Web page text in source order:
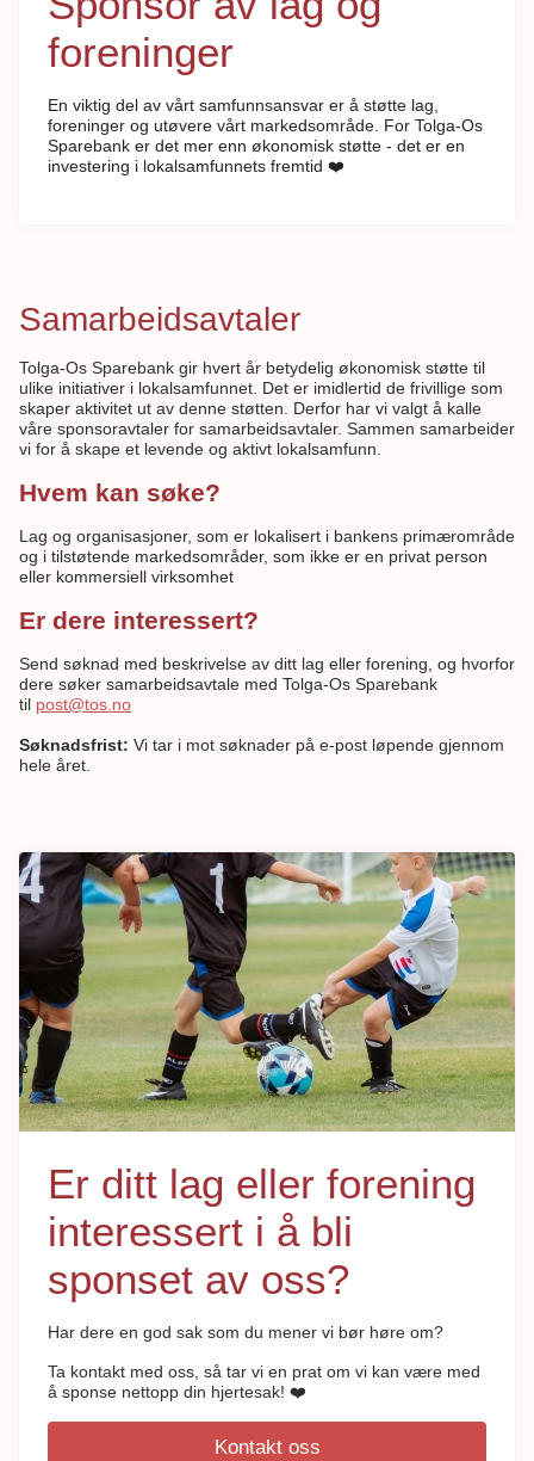
foreninger
En viktig del av vårt samfunnsansvar er å støtte lag,
foreninger og utøvere vårt markedsområde. For Tolga-Os
Sparebank er det mer enn økonomisk støtte - det er en
investering i lokalsamfunnets fremtid ❤️
Samarbeidsavtaler
Tolga-Os Sparebank gir hvert år betydelig økonomisk støtte til
ulike initiativer i lokalsamfunnet. Det er imidlertid de frivillige som
skaper aktivitet ut av denne støtten. Derfor har vi valgt å kalle
våre sponsoravtaler for samarbeidsavtaler. Sammen samarbeider
vi for å skape et levende og aktivt lokalsamfunn.
Hvem kan søke?
Lag og organisasjoner, som er lokalisert i bankens primærområde
og i tilstøtende markedsområder, som ikke er en privat person
eller kommersiell virksomhet
Er dere interessert?
Send søknad med beskrivelse av ditt lag eller forening, og hvorfor
dere søker samarbeidsavtale med Tolga-Os Sparebank
til post@tos.no
Søknadsfrist: Vi tar i mot søknader på e-post løpende gjennom
hele året.
Er ditt lag eller forening
interessert i å bli
sponset av oss?
Har dere en god sak som du mener vi bør høre om?
Ta kontakt med oss, så tar vi en prat om vi kan være med
å sponse nettopp din hjertesak! ❤️
Kontakt oss